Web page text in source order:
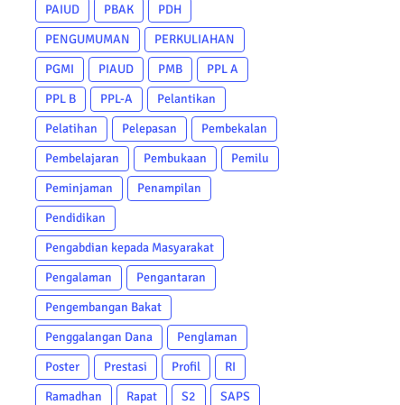
PAIUD
PBAK
PDH
PENGUMUMAN
PERKULIAHAN
PGMI
PIAUD PMB
PPL A
PPL B
PPL-A
Pelantikan
Pelatihan
Pelepasan
Pembekalan
Pembelajaran
Pembukaan
Pemilu
Peminjaman
Penampilan
Pendidikan
Pengabdian kepada Masyarakat
Pengalaman
Pengantaran
Pengembangan Bakat
Penggalangan Dana
Penglaman
Poster
Prestasi Profil
RI
Ramadhan
Rapat S2
SAPS